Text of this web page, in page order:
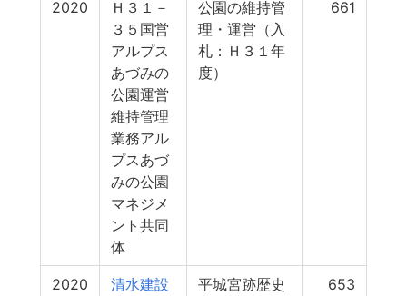
2020
Ｈ３１－
３５国営
アルプス
あづみの
公園運営
維持管理
業務アル
プスあづ
みの公園
マネジメ
ント共同
体
公園の維持管
理・運営（入
札：Ｈ３１年
度）
661
2020
清水建設
平城宮跡歴史
653